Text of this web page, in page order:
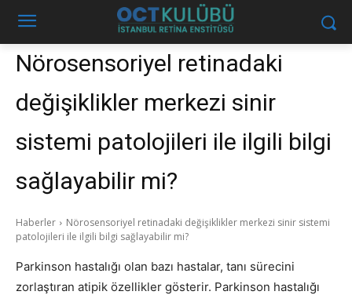
Nörosensoriyel retinadaki
değişiklikler merkezi sinir
sistemi patolojileri ile ilgili bilgi
sağlayabilir mi?
Haberler
Nörosensoriyel retinadaki değişiklikler merkezi sinir sistemi
patolojileri ile ilgili bilgi sağlayabilir mi?
Parkinson hastalığı olan bazı hastalar, tanı sürecini
zorlaştıran atipik özellikler gösterir. Parkinson hastalığı